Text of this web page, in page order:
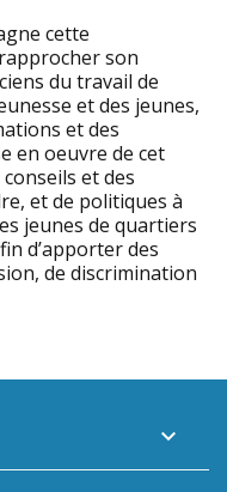
cette
son
du travail de
et des jeunes,
et des
en oeuvre de cet
et des
et de politiques à
jeunes de quartiers
d’apporter des
de discrimination
